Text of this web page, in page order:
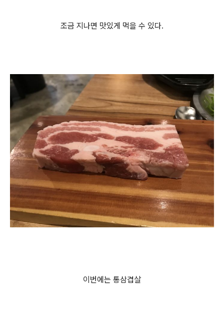
조금 지나면 맛있게 먹을 수 있다.
이번에는 통삼겹살